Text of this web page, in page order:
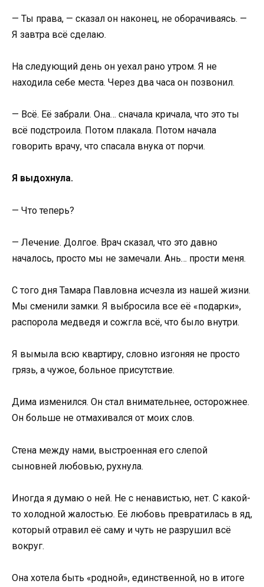
— Ты права, — сказал он наконец, не оборачиваясь. —
Я завтра всё сделаю.
На следующий день он уехал рано утром. Я не
находила себе места. Через два часа он позвонил.
— Всё. Её забрали. Она… сначала кричала, что это ты
всё подстроила. Потом плакала. Потом начала
говорить врачу, что спасала внука от порчи.
Я выдохнула.
— Что теперь?
— Лечение. Долгое. Врач сказал, что это давно
началось, просто мы не замечали. Ань… прости меня.
С того дня Тамара Павловна исчезла из нашей жизни.
Мы сменили замки. Я выбросила все её «подарки»,
распорола медведя и сожгла всё, что было внутри.
Я вымыла всю квартиру, словно изгоняя не просто
грязь, а чужое, больное присутствие.
Дима изменился. Он стал внимательнее, осторожнее.
Он больше не отмахивался от моих слов.
Стена между нами, выстроенная его слепой
сыновней любовью, рухнула.
Иногда я думаю о ней. Не с ненавистью, нет. С какой-
то холодной жалостью. Её любовь превратилась в яд,
который отравил её саму и чуть не разрушил всё
вокруг.
Она хотела быть «родной», единственной, но в итоге